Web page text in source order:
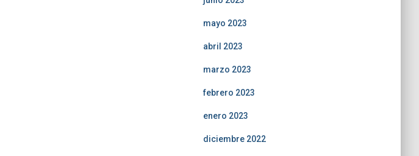
mayo 2023
abril 2023
marzo 2023
febrero 2023
enero 2023
diciembre 2022